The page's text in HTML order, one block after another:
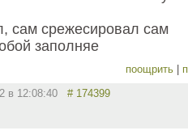
сам срежесировал сам
заполняе
поощрить
в 12:08:40 # 174399